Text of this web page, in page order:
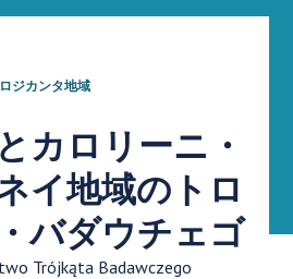
ロジカンタ地域
カロリーニ・
イ地域のトロ
バダウチェゴ
Trójkąta Badawczego